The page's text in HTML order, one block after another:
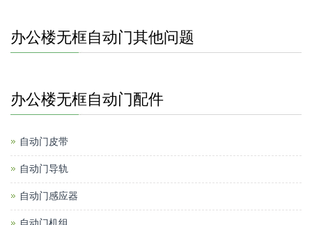
办公楼无框自动门其他问题
办公楼无框自动门配件
自动门皮带
自动门导轨
自动门感应器